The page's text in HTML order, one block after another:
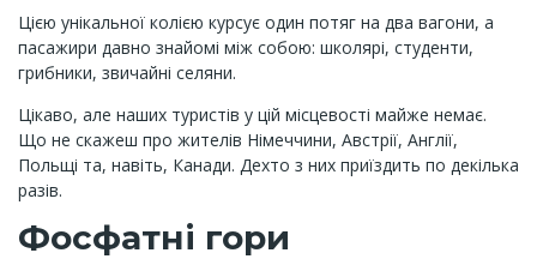
Цією унікальної колією курсує один потяг на два вагони, а
пасажири давно знайомі між собою: школярі, студенти,
грибники, звичайні селяни.
Цікаво, але наших туристів у цій місцевості майже немає.
Що не скажеш про жителів Німеччини, Австрії, Англії,
Польщі та, навіть, Канади. Дехто з них приїздить по декілька
разів.
Фосфатні гори